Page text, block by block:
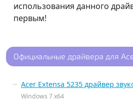
использования данного
первым!
Официальные драйвера для
Acer Extensa 5235 драйвер
Windows 7 x64